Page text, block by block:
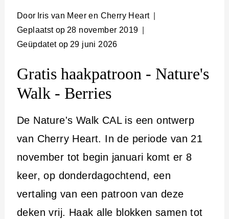
Door Iris van Meer en Cherry Heart
Geplaatst op 28 november 2019
Geüpdatet op 29 juni 2026
Gratis haakpatroon - Nature's
Walk - Berries
De Nature's Walk CAL is een ontwerp
van Cherry Heart. In de periode van 21
november tot begin januari komt er 8
keer, op donderdagochtend, een
vertaling van een patroon van deze
deken vrij. Haak alle blokken samen tot